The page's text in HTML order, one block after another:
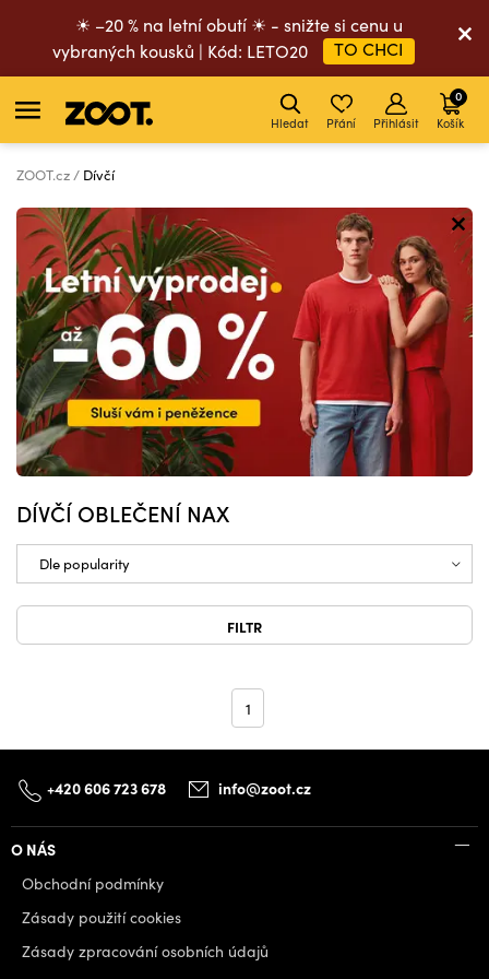
☀ –20 % na letní obutí ☀ - snižte si cenu u
vybraných kousků | Kód: LETO20
TO CHCI
Hledat Přání Přihlásit Košík
0
ZOOT.cz Dívčí
DÍVČÍ OBLEČENÍ NAX
FILTR
1
+420 606 723 678 info@zoot.cz
O NÁS
Obchodní podmínky
Zásady použití cookies
Zásady zpracování osobních údajů